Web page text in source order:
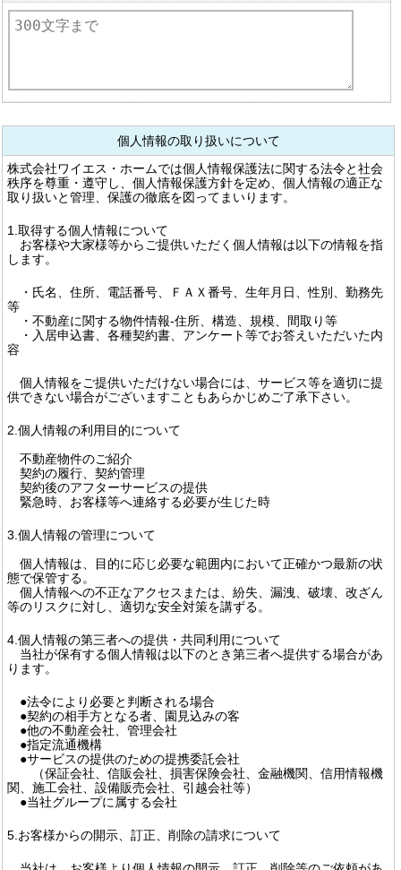
個人情報の取り扱いについて
株式会社ワイエス・ホームでは個人情報保護法に関する法令と社会
秩序を尊重・遵守し、個人情報保護方針を定め、個人情報の適正な
取り扱いと管理、保護の徹底を図ってまいります。
1.取得する個人情報について
お客様や大家様等からご提供いただく個人情報は以下の情報を指
します。
・氏名、住所、電話番号、ＦＡＸ番号、生年月日、性別、勤務先
等
・不動産に関する物件情報-住所、構造、規模、間取り等
・入居申込書、各種契約書、アンケート等でお答えいただいた内
容
個人情報をご提供いただけない場合には、サービス等を適切に提
供できない場合がございますこともあらかじめご了承下さい。
2.個人情報の利用目的について
不動産物件のご紹介
契約の履行、契約管理
契約後のアフターサービスの提供
緊急時、お客様等へ連絡する必要が生じた時
3.個人情報の管理について
個人情報は、目的に応じ必要な範囲内において正確かつ最新の状
態で保管する。
個人情報への不正なアクセスまたは、紛失、漏洩、破壊、改ざん
等のリスクに対し、適切な安全対策を講ずる。
4.個人情報の第三者への提供・共同利用について
当社が保有する個人情報は以下のとき第三者へ提供する場合があ
ります。
●法令により必要と判断される場合
●契約の相手方となる者、園見込みの客
●他の不動産会社、管理会社
●指定流通機構
●サービスの提供のための提携委託会社
（保証会社、信販会社、損害保険会社、金融機関、信用情報機
関、施工会社、設備販売会社、引越会社等）
●当社グループに属する会社
5.お客様からの開示、訂正、削除の請求について